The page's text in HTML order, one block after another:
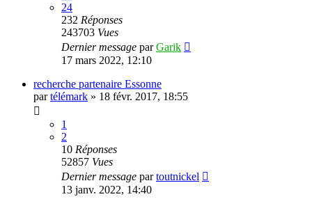
24
232 Réponses
243703 Vues
Dernier message parGarik
17 mars 2022, 12:10
recherche partenaire Essonne
partélémark » 18 févr. 2017, 18:55
1
2
10 Réponses
52857 Vues
Dernier message partoutnickel
13 janv. 2022, 14:40